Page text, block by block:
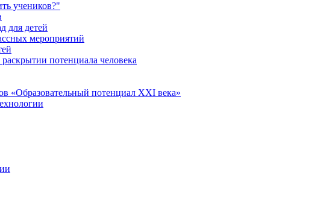
учеников?"
для детей
мероприятий
потенциала человека
«Образовательный потенциал XXI века»